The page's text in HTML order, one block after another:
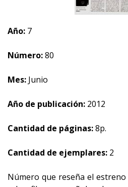
Año: 7
Número:80
Mes: Junio
Año de publicación: 2012
Cantidad de páginas:8p.
Cantidad de ejemplares: 2
Número que reseña el